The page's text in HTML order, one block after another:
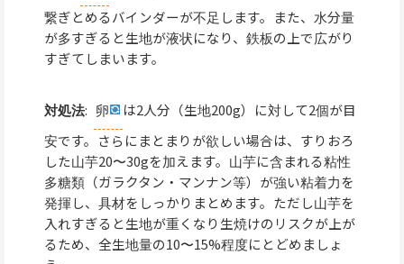
繋ぎとめるバインダーが不足します。また、水分量
が多すぎると生地が液状になり、鉄板の上で広がり
すぎてしまいます。
対処法: 卵
は2人分（生地200g）に対して2個が目
安です。さらにまとまりが欲しい場合は、すりおろ
した山芋20〜30gを加えます。山芋に含まれる粘性
多糖類（ガラクタン・マンナン等）が強い粘着力を
発揮し、具材をしっかりまとめます。ただし山芋を
入れすぎると生地が重くなり生焼けのリスクが上が
るため、全生地量の10〜15%程度にとどめましょ